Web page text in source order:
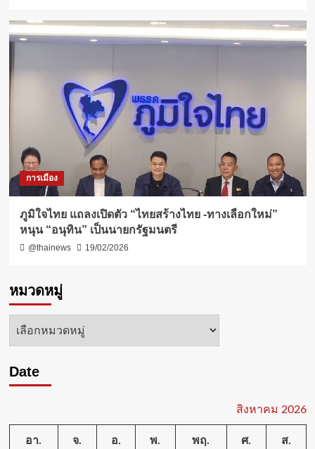
การเมือง
ภูมิใจไทย แถลงเปิดตัว “ไทยสร้างไทย -ทางเลือกใหม่”
หนุน “อนุทิน” เป็นนายกรัฐมนตรี
@thainews 19/02/2026
หมวดหมู่
หมวด
Date
สิงหาคม 2026
อา. จ. อ. พ. พฤ. ศ. ส.